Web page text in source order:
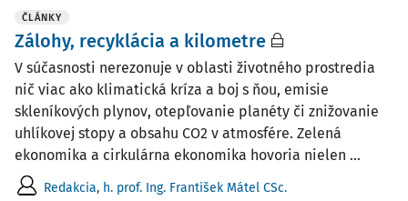
ČLÁNKY
Zálohy, recyklácia a kilometre
V súčasnosti nerezonuje v oblasti životného prostredia
nič viac ako klimatická kríza a boj s ňou, emisie
skleníkových plynov, otepľovanie planéty či znižovanie
uhlíkovej stopy a obsahu CO2 v atmosfére. Zelená
ekonomika a cirkulárna ekonomika hovoria nielen ...
Redakcia, h. prof. Ing. František Mátel CSc.